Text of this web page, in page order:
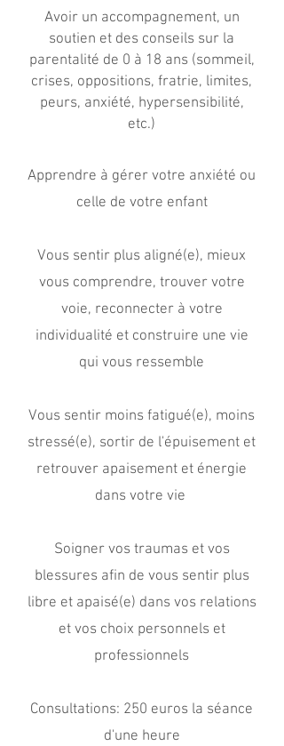
Avoir un accompagnement, un
soutien et des conseils sur la
parentalité de 0 à 18 ans (sommeil,
crises, oppositions, fratrie, limites,
peurs, anxiété, hypersensibilité,
etc.)
Apprendre à gérer votre anxiété ou
celle de votre enfant
Vous sentir plus aligné(e), mieux
vous comprendre, trouver votre
voie, reconnecter à votre
individualité et construire une vie
qui vous ressemble
Vous sentir moins fatigué(e), moins
stressé(e), sortir de l'épuisement et
retrouver apaisement et énergie
dans votre vie
Soigner vos traumas et vos
blessures afin de vous sentir plus
libre et apaisé(e) dans vos relations
et vos choix personnels et
professionnels
Consultations: 250 euros la séance
d'une heure